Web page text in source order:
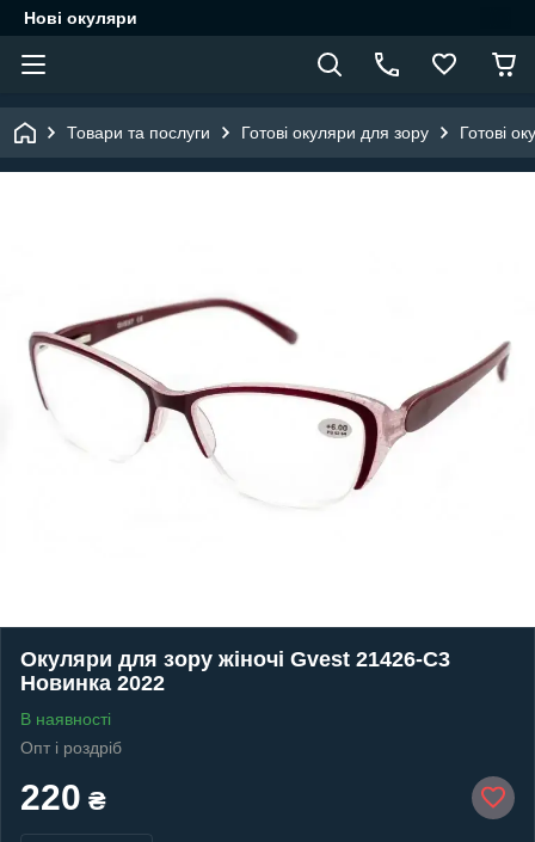
Нові окуляри
Товари та послуги Готові окуляри для зору Готові
Окуляри для зору жіночі Gvest 21426-C3
Новинка 2022
В наявності
Опт і роздріб
220 ₴